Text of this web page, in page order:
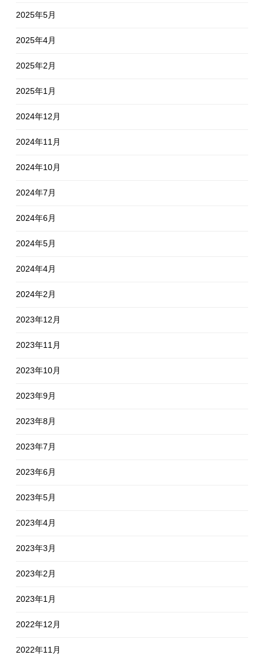
2025年5月
2025年4月
2025年2月
2025年1月
2024年12月
2024年11月
2024年10月
2024年7月
2024年6月
2024年5月
2024年4月
2024年2月
2023年12月
2023年11月
2023年10月
2023年9月
2023年8月
2023年7月
2023年6月
2023年5月
2023年4月
2023年3月
2023年2月
2023年1月
2022年12月
2022年11月